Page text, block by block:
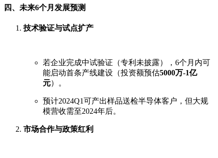
四、未来6个月发展预测
技术验证与试点扩产
若企业完成中试验证（专利未披露），6个月内可
能启动首条产线建设（投资额预估5000万-1亿
元）。
预计2024Q1可产出样品送检半导体客户，但大规
模营收需至2024年后。
市场合作与政策红利